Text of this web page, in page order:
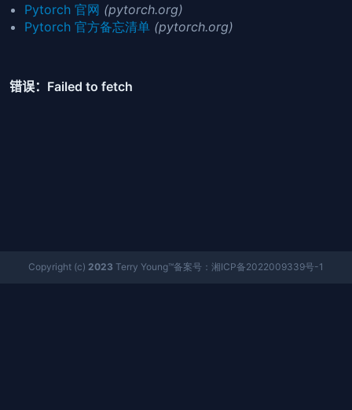
Pytorch 官网 (pytorch.org)
Pytorch 官方备忘清单 (pytorch.org)
Copyright (c) 2023 Terry Young™备案号：湘ICP备2022009339号-1